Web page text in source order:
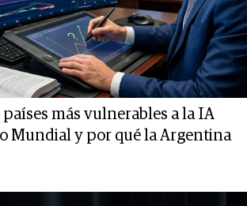
países más vulnerables a la IA
Mundial y por qué la Argentina